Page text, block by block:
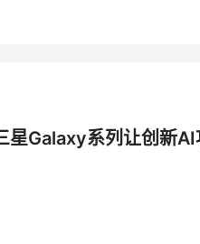
星Galaxy系列让创新AI